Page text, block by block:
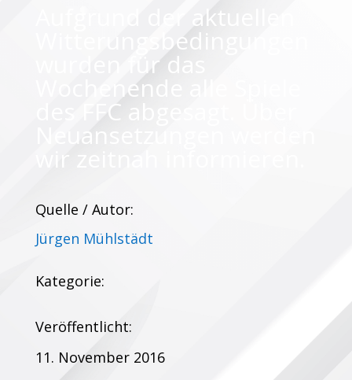
Aufgrund der aktuellen
Witterungsbedingungen
wurden für das
Wochenende alle Spiele
des FFC abgesagt. Über
Neuansetzungen werden
Quelle / Autor:
Jürgen Mühlstädt
Kategorie:
Veröffentlicht:
11. November 2016